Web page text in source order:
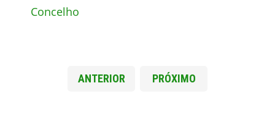
Concelho
ANTERIOR PRÓXIMO